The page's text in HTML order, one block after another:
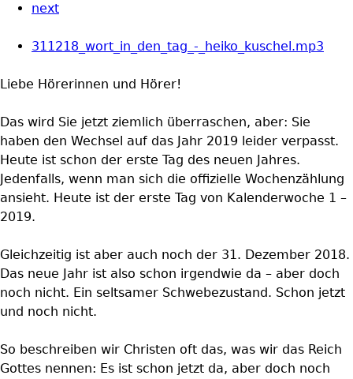
next
311218_wort_in_den_tag_-_heiko_kuschel.mp3
Liebe Hörerinnen und Hörer!
Das wird Sie jetzt ziemlich überraschen, aber: Sie
haben den Wechsel auf das Jahr 2019 leider verpasst.
Heute ist schon der erste Tag des neuen Jahres.
Jedenfalls, wenn man sich die offizielle Wochenzählung
ansieht. Heute ist der erste Tag von Kalenderwoche 1 –
2019.
Gleichzeitig ist aber auch noch der 31. Dezember 2018.
Das neue Jahr ist also schon irgendwie da – aber doch
noch nicht. Ein seltsamer Schwebezustand. Schon jetzt
und noch nicht.
So beschreiben wir Christen oft das, was wir das Reich
Gottes nennen: Es ist schon jetzt da, aber doch noch